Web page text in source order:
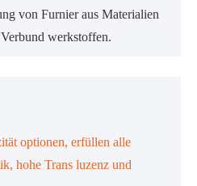
von Furnier aus Materialien
werkstoffen.
optionen, erfüllen alle
hohe Trans luzenz und